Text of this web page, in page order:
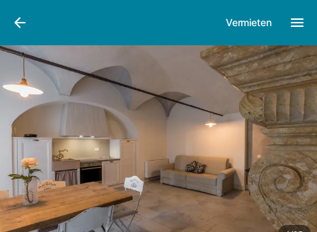
Vermieten
Bilder